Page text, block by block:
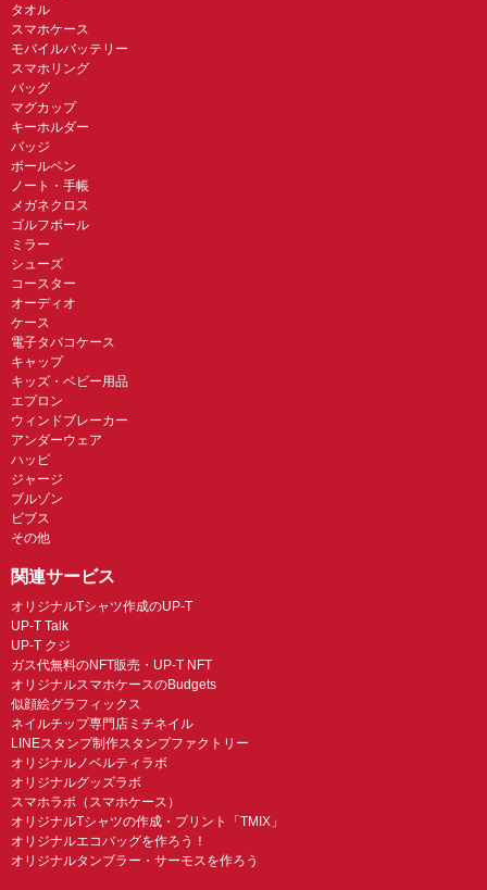
タオル
スマホケース
モバイルバッテリー
スマホリング
バッグ
マグカップ
キーホルダー
バッジ
ボールペン
ノート・手帳
メガネクロス
ゴルフボール
ミラー
シューズ
コースター
オーディオ
ケース
電子タバコケース
キャップ
キッズ・ベビー用品
エプロン
ウィンドブレーカー
アンダーウェア
ハッピ
ジャージ
ブルゾン
ビブス
その他
関連サービス
オリジナルTシャツ作成のUP-T
UP-T Talk
UP-T クジ
ガス代無料のNFT販売・UP-T NFT
オリジナルスマホケースのBudgets
似顔絵グラフィックス
ネイルチップ専門店ミチネイル
LINEスタンプ制作スタンプファクトリー
オリジナルノベルティラボ
オリジナルグッズラボ
スマホラボ（スマホケース）
オリジナルTシャツの作成・プリント「TMIX」
オリジナルエコバッグを作ろう！
オリジナルタンブラー・サーモスを作ろう